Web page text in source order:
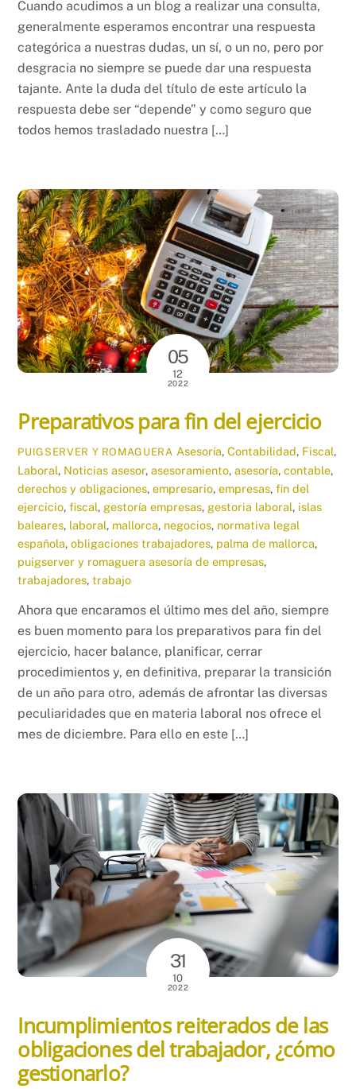
Cuando acudimos a un blog a realizar una consulta,
generalmente esperamos encontrar una respuesta
categórica a nuestras dudas, un sí, o un no, pero por
desgracia no siempre se puede dar una respuesta
tajante. Ante la duda del título de este artículo la
respuesta debe ser “depende” y como seguro que
todos hemos trasladado nuestra […]
05
12
2022
Preparativos para fin del ejercicio
PUIGSERVER Y ROMAGUERA Asesoría, Contabilidad, Fiscal,
Laboral, Noticias asesor,asesoramiento,asesoría,contable,
derechos y obligaciones,empresario,empresas,fin del
ejercicio,fiscal, gestoría empresas, gestoria laboral, islas
baleares, laboral, mallorca, negocios, normativa legal
española,obligaciones trabajadores, palma de mallorca,
puigserver y romaguera asesoría de empresas,
trabajadores,trabajo
Ahora que encaramos el último mes del año, siempre
es buen momento para los preparativos para fin del
ejercicio, hacer balance, planificar, cerrar
procedimientos y, en definitiva, preparar la transición
de un año para otro, además de afrontar las diversas
peculiaridades que en materia laboral nos ofrece el
mes de diciembre. Para ello en este […]
31
10
2022
Incumplimientos reiterados de las
obligaciones del trabajador, ¿cómo
gestionarlo?